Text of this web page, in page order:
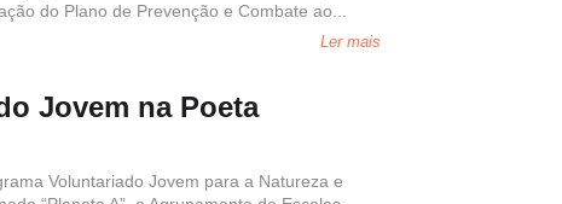
do Plano de Prevenção e Combate ao...
Ler mais
Jovem na Poeta
Voluntariado Jovem para a Natureza e